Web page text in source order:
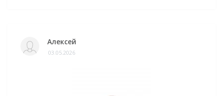
Алексей
03.05.2026